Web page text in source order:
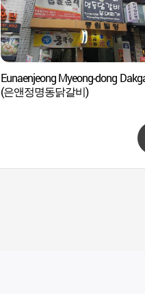
Eunaenjeong Myeong-dong
(은앤정명동닭갈비)